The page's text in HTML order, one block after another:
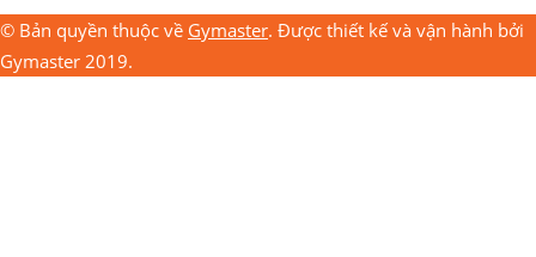
© Bản quyền thuộc về Gymaster. Được thiết kế và vận hành bởi
Gymaster 2019.